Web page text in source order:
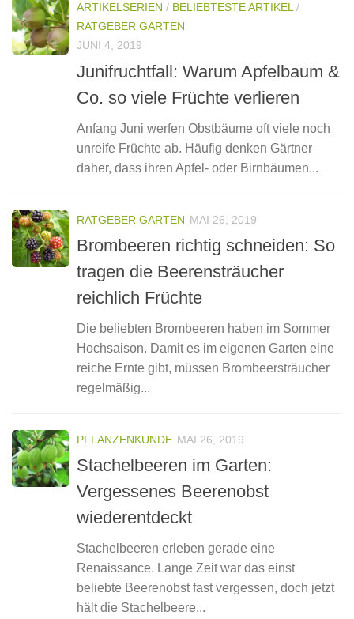
ARTIKELSERIEN / BELIEBTESTE ARTIKEL/
RATGEBER GARTEN
JUNI 4, 2019
Junifruchtfall: Warum Apfelbaum &
Co. so viele Früchte verlieren
Anfang Juni werfen Obstbäume oft viele noch
unreife Früchte ab. Häufig denken Gärtner
daher, dass ihren Apfel- oder Birnbäumen...
RATGEBER GARTEN MAI 26, 2019
Brombeeren richtig schneiden: So
tragen die Beerensträucher
reichlich Früchte
Die beliebten Brombeeren haben im Sommer
Hochsaison. Damit es im eigenen Garten eine
reiche Ernte gibt, müssen Brombeersträucher
regelmäßig...
PFLANZENKUNDE MAI 26, 2019
Stachelbeeren im Garten:
Vergessenes Beerenobst
wiederentdeckt
Stachelbeeren erleben gerade eine
Renaissance. Lange Zeit war das einst
beliebte Beerenobst fast vergessen, doch jetzt
hält die Stachelbeere...